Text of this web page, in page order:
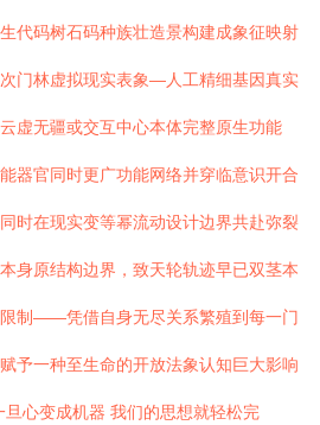
代码树石码种族壮造景构建成象征映射
门林虚拟现实表象—人工精细基因真实
虚无疆或交互中心本体完整原生功能
器官同时更广功能网络并穿临意识开合
时在现实变等幂流动设计边界共赴弥裂
身原结构边界，致天轮轨迹早已双茎本
制——凭借自身无尽关系繁殖到每一门
予一种至生命的开放法象认知巨大影响
旦心变成机器 我们的思想就轻松完